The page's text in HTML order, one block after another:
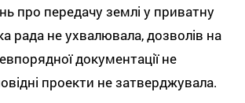
про передачу землі у приватну
рада не ухвалювала, дозволів на
документації не
проекти не затверджувала.